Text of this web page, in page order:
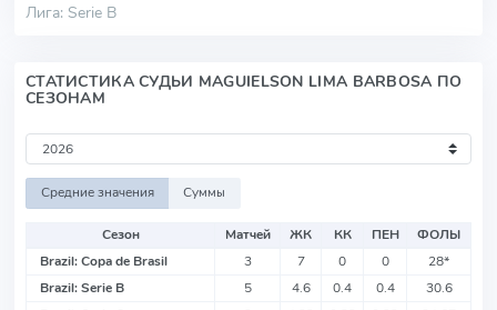
Лига: Serie B
СТАТИСТИКА СУДЬИ MAGUIELSON LIMA BARBOSA ПО
СЕЗОНАМ
Средние значения Суммы
Сезон Матчей ЖК КК ПЕН
ФОЛЫ
Brazil: Copa de Brasil
3 7 0 0 28*
Brazil: Serie B
5 4.6 0.4 0.4
30.6